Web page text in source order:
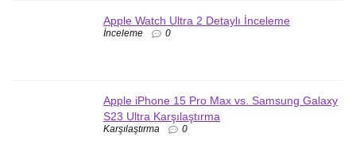
Apple Watch Ultra 2 Detaylı İnceleme
İnceleme 0
Apple iPhone 15 Pro Max vs. Samsung Galaxy
S23 Ultra Karşılaştırma
Karşılaştırma 0